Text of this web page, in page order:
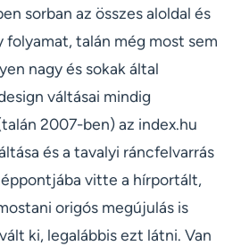
sorban az összes aloldal és
folyamat, talán még most sem
nagy és sokak által
váltásai mindig
2007-ben) az index.hu
és a tavalyi ráncfelvarrás
vitte a hírportált,
origós megújulás is
ki, legalábbis ezt látni. Van